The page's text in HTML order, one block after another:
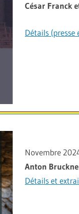
César Franck
Détails (presse
Novembre
Anton
Détails et